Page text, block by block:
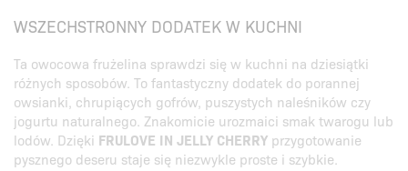
WSZECHSTRONNY DODATEK W KUCHNI
Ta owocowa frużelina sprawdzi się w kuchni na dziesiątki
różnych sposobów. To fantastyczny dodatek do porannej
owsianki, chrupiących gofrów, puszystych naleśników czy
jogurtu naturalnego. Znakomicie urozmaici smak twarogu lub
lodów. Dzięki FRULOVE IN JELLY CHERRY przygotowanie
pysznego deseru staje się niezwykle proste i szybkie.